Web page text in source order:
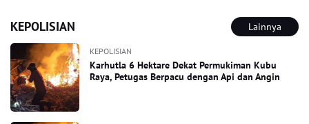
KEPOLISIAN Lainnya
KEPOLISIAN
Karhutla 6 Hektare Dekat Permukiman Kubu
Raya, Petugas Berpacu dengan Api dan Angin